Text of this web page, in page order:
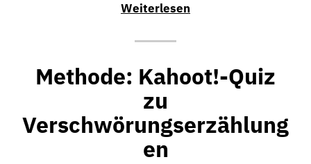
Weiterlesen
Methode: Kahoot!-Quiz
zu
Verschwörungserzählung
en